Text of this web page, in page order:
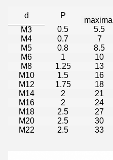
d P
maximal
M3
0.5 5.5
M4
0.7 7
M5
0.8 8.5
M6
1 10
M8
1.25 13
M10
1.5 16
M12
1.75 18
M14
2 21
M16
2 24
M18
2.5 27
M20
2.5 30
M22
2.5 33